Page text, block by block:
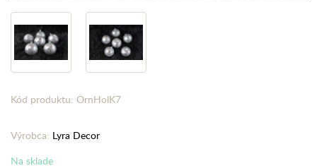
Kód produktu: OrnHolK7
Výrobca: Lyra Decor
Na sklade